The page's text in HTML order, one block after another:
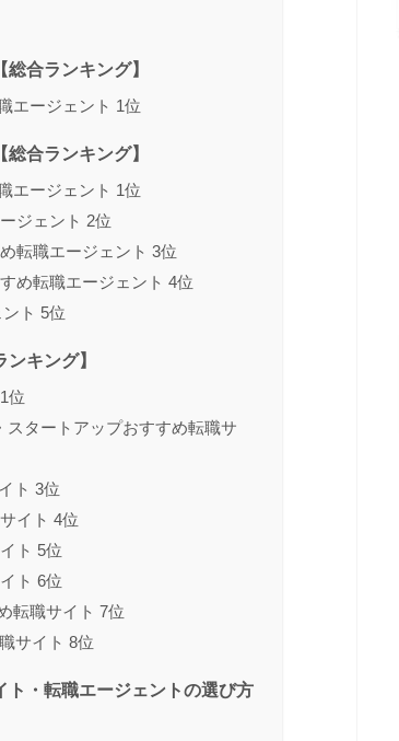
合ランキング】
エージェント 1位
合ランキング】
エージェント 1位
ジェント 2位
転職エージェント 3位
め転職エージェント 4位
ト 5位
キング】
位
タートアップおすすめ転職サ
ト 3位
イト 4位
ト 5位
ト 6位
転職サイト 7位
サイト 8位
・転職エージェントの選び方